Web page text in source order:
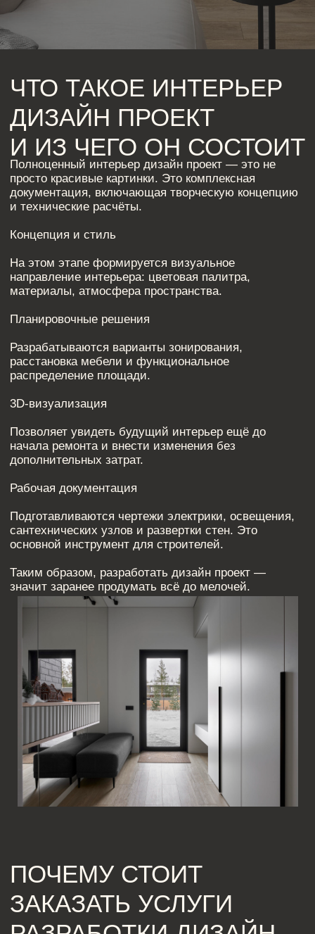
Концепция и стиль
На этом этапе формируется визуальное
направление интерьера: цветовая палитра,
Разрабатываются варианты зонирования,
расстановка мебели и функциональное
распределение площади.
Позволяет увидеть будущий интерьер ещё до
начала ремонта и внести изменения без
дополнительных затрат.
Рабочая документация
Подготавливаются чертежи электрики, освещения,
основной инструмент для строителей.
значит заранее продумать всё до мелочей.
Обращение к профессионалам позволяет получить
комплексное решение, а не набор разрозненных
идей.
проектирования — от анализа пространства до
подготовки документации.
Контроль бюджета
Грамотный интерьер дизайн проект помогает точно
рассчитать объёмы работ и материалов.
Индивидуальный подход
Каждое пространство создаётся с учётом образа
жизни, привычек и задач владельца.
Услуги разработки дизайн проектов особенно
актуальны для тех, кто ценит качество и
прозрачность процесса.
инженерные решения или нестандартные
материалы, интерьер дизайн проект становится
изменения заранее и избежать технических ошибок.
ПОЧЕМУ СТОИТ
ЗАКАЗАТЬ УСЛУГИ
РАЗРАБОТКИ ДИЗАЙН
ПРОЕКТОВ